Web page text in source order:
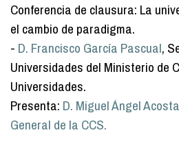
Conferencia de clausura: La
el cambio de paradigma.
- D. Francisco García Pascual,
Universidades del Ministerio de
Universidades.
Presenta: D. Miguel Ángel
General de la CCS.